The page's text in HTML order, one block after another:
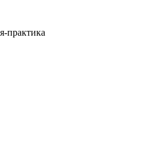
практика